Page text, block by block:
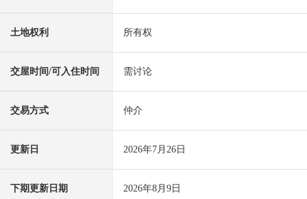
土地权利 所有权
交屋时间/可入住时间 需讨论
交易方式 仲介
更新日 2026年7月26日
下期更新日期 2026年8月9日